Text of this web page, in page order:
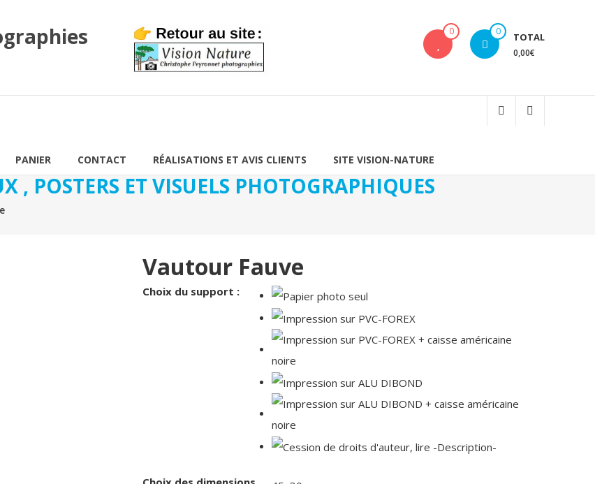
0 0 TOTAL
0,00€
PANIER CONTACT RÉALISATIONS ET AVIS CLIENTS SITE VISION-NATURE
, POSTERS ET VISUELS PHOTOGRAPHIQUES
Vautour Fauve
Choix du support :